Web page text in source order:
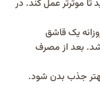
موثرتر عمل کند. در
یک قاشق
بعد از مصرف